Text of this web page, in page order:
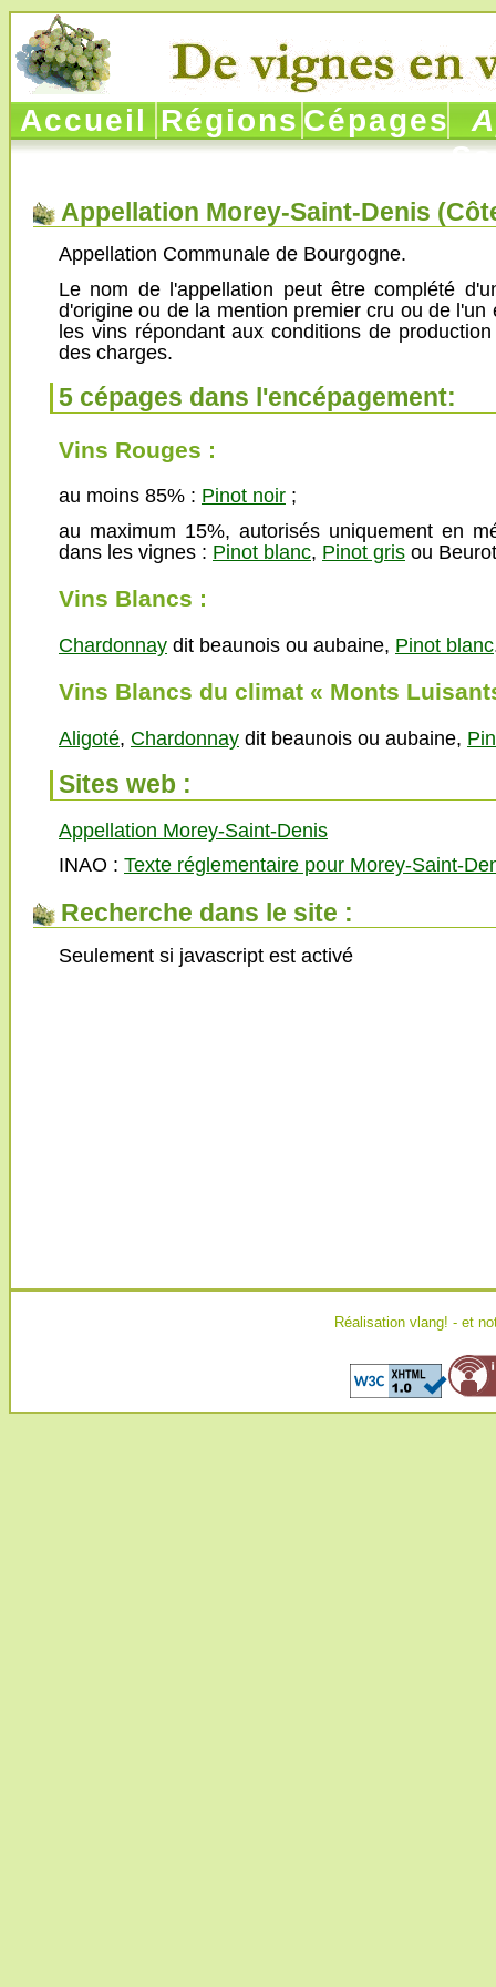
Accueil Régions Cépages
Appellation Morey-Saint-Denis (
Appellation Communale de Bourgogne.
Le nom de l'appellation peut être complété
d'origine ou de la mention premier cru ou de l'un
les vins répondant aux conditions de
des charges.
5 cépages dans l'encépagement:
Vins Rouges :
au moins 85% : Pinot noir ;
au maximum 15%, autorisés uniquement en
dans les vignes : Pinot blanc, Pinot gris ou
Vins Blancs :
Chardonnay dit beaunois ou aubaine, Pinot blanc
Vins Blancs du climat « Monts
Aligoté, Chardonnay dit beaunois ou aubaine,
Sites web :
Appellation Morey-Saint-Denis
INAO : Texte réglementaire pour Morey-Saint-
Recherche dans le site :
Seulement si javascript est activé
Réalisation vlang! - et